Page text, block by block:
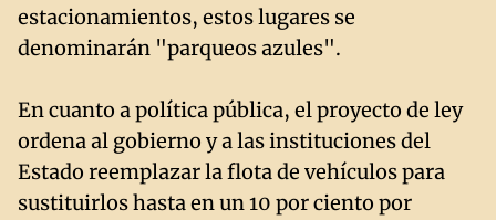
estacionamientos, estos lugares se
denominarán "parqueos azules".
En cuanto a política pública, el proyecto de ley
ordena al gobierno y a las instituciones del
Estado reemplazar la flota de vehículos para
sustituirlos hasta en un 10 por ciento por